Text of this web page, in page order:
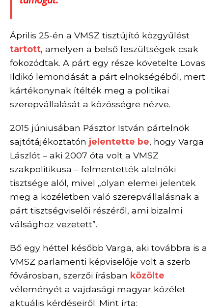
Április 25-én a VMSZ tisztújító közgyűlést
tartott, amelyen a belső feszültségek csak
fokozódtak. A párt egy része követelte Lovas
Ildikó lemondását a párt elnökségéből, mert
kártékonynak ítélték meg a politikai
szerepvállalását a közösségre nézve.
2015 júniusában Pásztor István pártelnök
sajtótájékoztatón jelentette be, hogy Varga
Lászlót – aki 2007 óta volt a VMSZ
szakpolitikusa – felmentették alelnöki
tisztsége alól, mivel „olyan elemei jelentek
meg a közéletben való szerepvállalásnak a
párt tisztségviselői részéről, ami bizalmi
válsághoz vezetett”.
Bő egy héttel később Varga, aki továbbra is a
VMSZ parlamenti képviselője volt a szerb
fővárosban, szerzői írásban közölte
véleményét a vajdasági magyar közélet
aktuális kérdéseiről. Mint írta: